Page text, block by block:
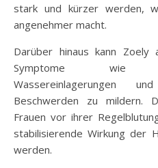
stark und kürzer werden,
angenehmer macht.
Darüber hinaus kann Zoely
Symptome wie
Wassereinlagerungen
Beschwerden zu mildern.
Frauen vor ihrer
stabilisierende Wirkung der
werden.